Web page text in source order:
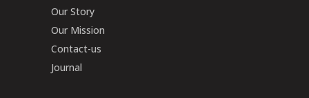
Our Story
Our Mission
Contact-us
Journal